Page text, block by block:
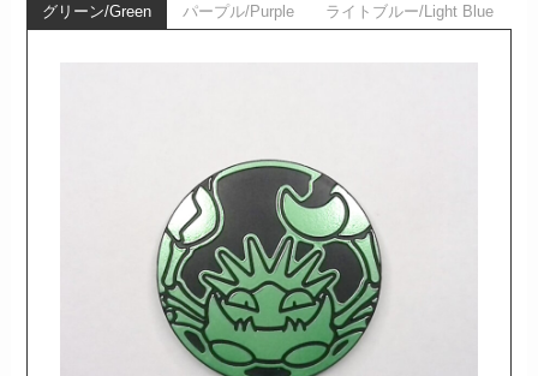
グリーン/Green パープル/Purple ライトブルー/Light Blue